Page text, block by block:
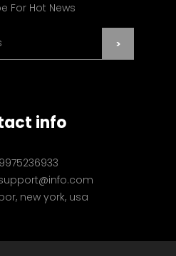
For Hot News
>
info
new york, usa